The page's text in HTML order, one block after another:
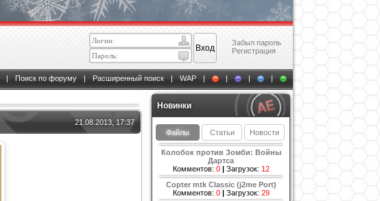
Забыл пароль
Регистрация
| Поиск по форуму | Расширенный поиск | WAP | | | |
21.08.2013, 17:37
Новинки
Файлы Статьи Новости
Колобок против Зомби: Войны
Дартса
Комментов: 0| Загрузок: 12
Copter mtk Classic (j2me Port)
Комментов: 0| Загрузок: 29